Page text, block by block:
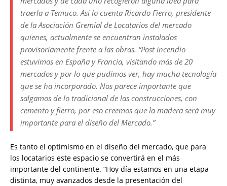
traerla a Temuco. Así lo cuenta Ricardo Fierro, presidente
de la Asociación Gremial de Locatarios del mercado
quienes, actualmente se encuentran instalados
provisoriamente frente a las obras. “Post incendio
estuvimos en España y Francia, visitando más de 20
mercados y por lo que pudimos ver, hay mucha tecnología
que se ha incorporado. Nos parece importante que
salgamos de lo tradicional de las construcciones, con
cemento y fierro, por eso creemos que la madera será muy
importante para el diseño del Mercado.”
Es tanto el optimismo en el diseño del mercado, que para
los locatarios este espacio se convertirá en el más
importante del continente. “Hoy día estamos en una etapa
distinta, muy avanzados desde la presentación del